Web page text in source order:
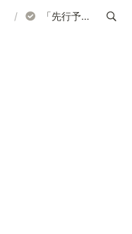
/ 「先行予約販売」検討中の方へ